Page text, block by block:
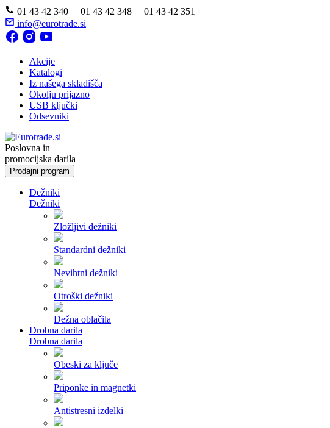
01 43 42 340 01 43 42 348 01 43 42 351
info@eurotrade.si
Akcije
Katalogi
Iz našega skladišča
Okolju prijazno
USB ključki
Odsevniki
Poslovna in
promocijska darila
Prodajni program
Dežniki
Dežniki
Zložljivi dežniki
Standardni dežniki
Nevihtni dežniki
Otroški dežniki
Dežna oblačila
Drobna darila
Drobna darila
Obeski za ključe
Priponke in magnetki
Antistresni izdelki